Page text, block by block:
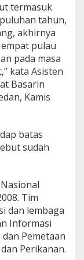
termasuk
tahun,
akhirnya
pulau
pada masa
kata Asisten
Basarin
Kamis
batas
sudah
Tim
dan lembaga
Informasi
Pemetaan
Perikanan.